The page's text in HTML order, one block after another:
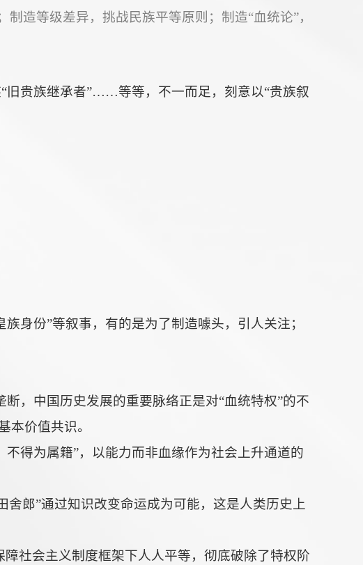
造等级差异，挑战民族平等原则；制造“血统论”，
旧贵族继承者”……等等，不一而足，刻意以“贵族叙
身份”等叙事，有的是为了制造噱头，引人关注；
，中国历史发展的重要脉络正是对“血统特权”的不
本价值共识。
得为属籍”，以能力而非血缘作为社会上升通道的
舍郎”通过知识改变命运成为可能，这是人类历史上
社会主义制度框架下人人平等，彻底破除了特权阶